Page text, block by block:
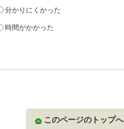
分かりにくかった
時間がかかった
このページのトップへ